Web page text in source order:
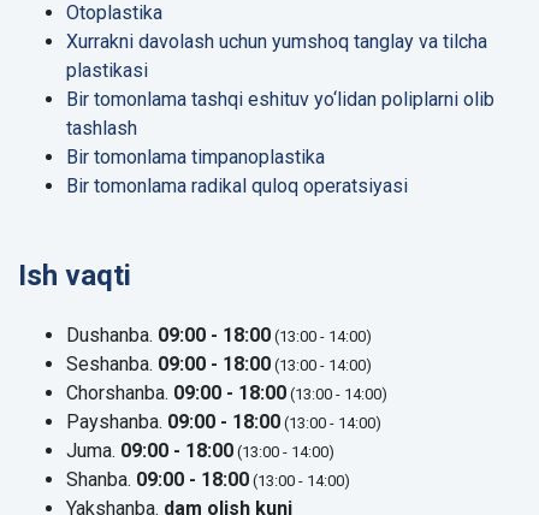
Otoplastika
Xurrakni davolash uchun yumshoq tanglay va tilcha
plastikasi
Bir tomonlama tashqi eshituv yo‘lidan poliplarni olib
tashlash
Bir tomonlama timpanoplastika
Bir tomonlama radikal quloq operatsiyasi
Ish vaqti
Dushanba. 09:00 - 18:00 (13:00 - 14:00)
Seshanba. 09:00 - 18:00 (13:00 - 14:00)
Chorshanba. 09:00 - 18:00 (13:00 - 14:00)
Payshanba. 09:00 - 18:00 (13:00 - 14:00)
Juma. 09:00 - 18:00 (13:00 - 14:00)
Shanba. 09:00 - 18:00 (13:00 - 14:00)
Yakshanba. dam olish kuni